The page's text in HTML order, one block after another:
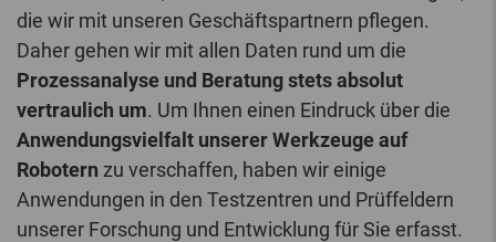
die wir mit unseren Geschäftspartnern pflegen.
Daher gehen wir mit allen Daten rund um die
Prozessanalyse und Beratung stets absolut
vertraulich um. Um Ihnen einen Eindruck über die
Anwendungsvielfalt unserer Werkzeuge auf
Robotern zu verschaffen, haben wir einige
Anwendungen in den Testzentren und Prüffeldern
unserer Forschung und Entwicklung für Sie erfasst.